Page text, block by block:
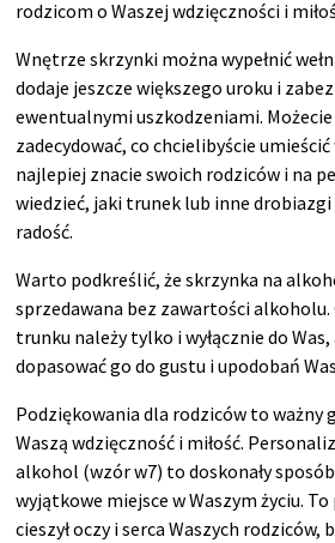
rodzicom o Waszej wdzięczności i
Wnętrze skrzynki można wypełnić
dodaje jeszcze większego uroku i
ewentualnymi uszkodzeniami.
zadecydować, co chcielibyście umieścić
najlepiej znacie swoich rodziców i na
wiedzieć, jaki trunek lub inne
radość.
Warto podkreślić, że skrzynka na
sprzedawana bez zawartości
trunku należy tylko i wyłącznie do
dopasować go do gustu i upodobań
Podziękowania dla rodziców to ważny
Waszą wdzięczność i miłość.
alkohol (wzór w7) to doskonały
wyjątkowe miejsce w Waszym życiu.
cieszył oczy i serca Waszych rodziców,